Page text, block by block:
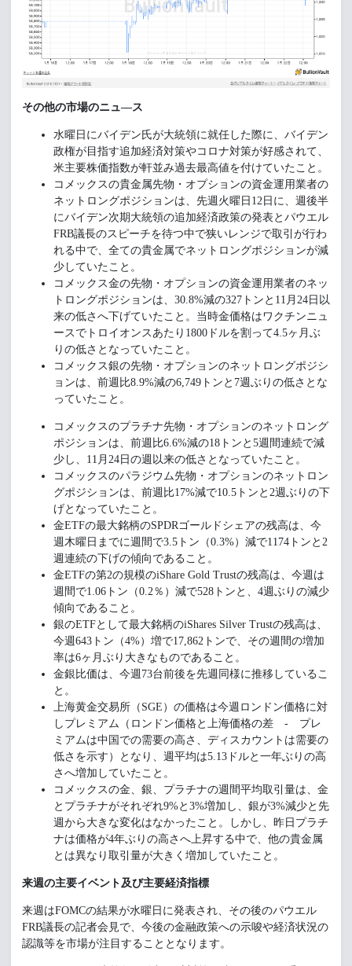
その他の市場のニュ―ス
水曜日にバイデン氏が大統領に就任した際に、バイデン
政権が目指す追加経済対策やコロナ対策が好感されて、
米主要株価指数が軒並み過去最高値を付けていたこと。
コメックスの貴金属先物・オプションの資金運用業者の
ネットロングポジションは、先週火曜日12日に、週後半
にバイデン次期大統領の追加経済政策の発表とパウエル
FRB議長のスピーチを待つ中で狭いレンジで取引が行わ
れる中で、全ての貴金属でネットロングポジションが減
少していたこと。
コメックス金の先物・オプションの資金運用業者のネッ
トロングポジションは、30.8%減の327トンと11月24日以
来の低さへ下げていたこと。当時金価格はワクチンニュ
ースでトロイオンスあたり1800ドルを割って4.5ヶ月ぶ
りの低さとなっていたこと。
コメックス銀の先物・オプションのネットロングポジシ
ョンは、前週比8.9%減の6,749トンと7週ぶりの低さとな
っていたこと。
コメックスのプラチナ先物・オプションのネットロング
ポジションは、前週比6.6%減の18トンと5週間連続で減
少し、11月24日の週以来の低さとなっていたこと。
コメックスのパラジウム先物・オプションのネットロン
グポジションは、前週比17%減で10.5トンと2週ぶりの下
げとなっていたこと。
金ETFの最大銘柄のSPDRゴールドシェアの残高は、今
週木曜日までに週間で3.5トン（0.3%）減で1174トンと2
週連続の下げの傾向であること。
金ETFの第2の規模のiShare Gold Trustの残高は、今週は
週間で1.06トン（0.2％）減で528トンと、4週ぶりの減少
傾向であること。
銀のETFとして最大銘柄のiShares Silver Trustの残高は、
今週643トン（4%）増で17,862トンで、その週間の増加
率は6ヶ月ぶり大きなものであること。
金銀比価は、今週73台前後を先週同様に推移しているこ
と。
上海黄金交易所（SGE）の価格は今週ロンドン価格に対
しプレミアム（ロンドン価格と上海価格の差 - プレ
ミアムは中国での需要の高さ、ディスカウントは需要の
低さを示す）となり、週平均は5.13ドルと一年ぶりの高
さへ増加していたこと。
コメックスの金、銀、プラチナの週間平均取引量は、金
とプラチナがそれぞれ9%と3%増加し、銀が3%減少と先
週から大きな変化はなかったこと。しかし、昨日プラチ
ナは価格が4年ぶりの高さへ上昇する中で、他の貴金属
とは異なり取引量が大きく増加していたこと。
来週の主要イベント及び主要経済指標
来週はFOMCの結果が水曜日に発表され、その後のパウエル
FRB議長の記者会見で、今後の金融政策への示唆や経済状況の
認識等を市場が注目することとなります。